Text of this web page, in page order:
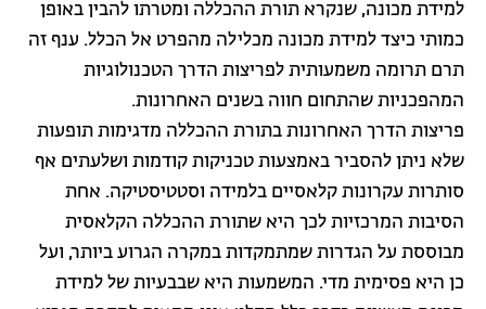
למידת מכונה, שנקרא תורת ההכללה ומטרתו להבין באופן
כמותי כיצד למידת מכונה מכלילה מהפרט אל הכלל. ענף זה
תרם תרומה משמעותית לפריצות הדרך הטכנולוגיות
המהפכניות שהתחום חווה בשנים האחרונות.
פריצות הדרך האחרונות בתורת ההכללה מדגימות תופעות
שלא ניתן להסביר באמצעות טכניקות קודמות ושלעתים אף
סותרות עקרונות קלאסיים בלמידה וסטטיסטיקה. אחת
הסיבות המרכזיות לכך היא שתורת ההכללה הקלאסית
מבוססת על הגדרות שמתמקדות במקרה הגרוע ביותר, ועל
כן היא פסימית מדי. המשמעות היא שבבעיות של למידת